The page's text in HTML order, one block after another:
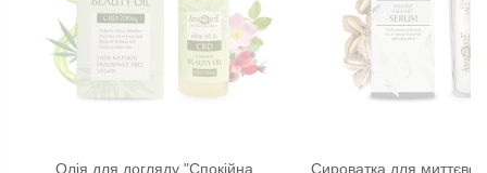
Освітлюючий гель-крем
для зони навколо очей з
антивіковим ефектом та
вітаміном С Aphrodite®,...
Антивікова захисна
сироватка збагачена
Пептідами Aphrodite®,
натуральна, 30 мл
Олія для догляду "Спокійна
Сироватка для миттєвої